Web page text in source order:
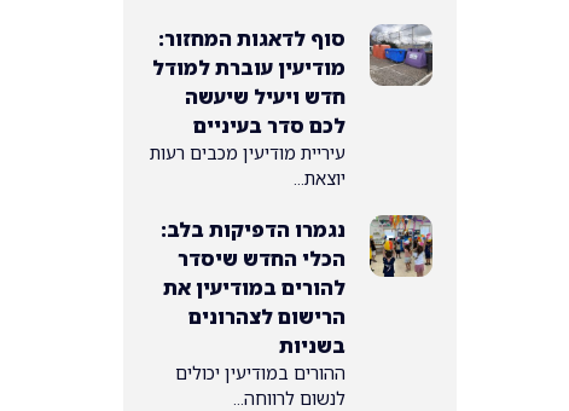
סוף לדאגות המחזור:
מודיעין עוברת למודל
חדש ויעיל שיעשה
לכם סדר בעיניים
עיריית מודיעין מכבים רעות
יוצאת...
נגמרו הדפיקות בלב:
הכלי החדש שיסדר
להורים במודיעין את
הרישום לצהרונים
בשניות
ההורים במודיעין יכולים
לנשום לרווחה...